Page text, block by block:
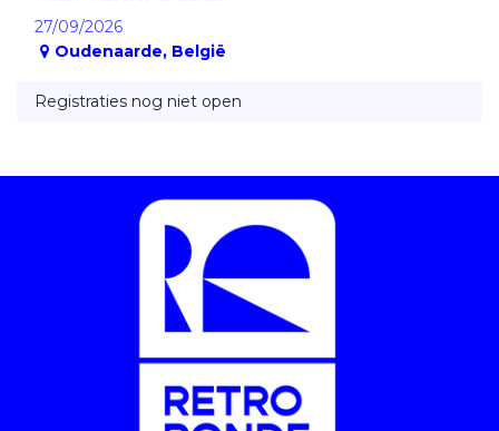
27/09/2026
Oudenaarde, België
Registraties nog niet open